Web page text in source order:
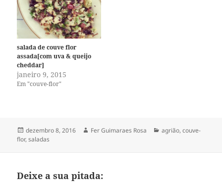
salada de couve flor
assada[com uva & queijo
cheddar]
janeiro 9, 2015
Em "couve-flor"
Publicado
em
dezembro 8, 2016 Autor
Fer Guimaraes Rosa Categorias
agrião,couve-
flor,saladas
Deixe a sua pitada: